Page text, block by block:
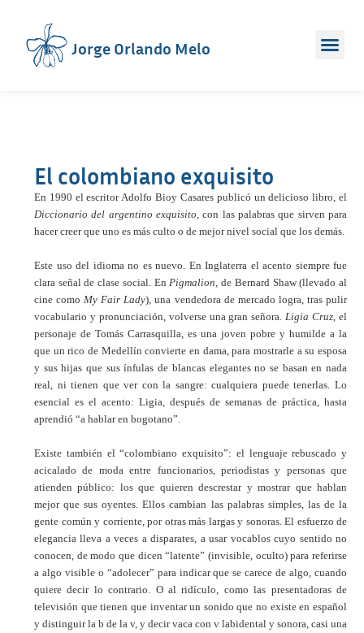
Jorge Orlando Melo
El colombiano exquisito
En 1990 el escritor Adolfo Bioy Casares publicó un delicioso libro, el
Diccionario del argentino exquisito , con las palabras que sirven para
hacer creer que uno es más culto o de mejor nivel social que los demás.
Este uso del idioma no es nuevo. En Inglaterra el acento siempre fue
clara señal de clase social. En Pigmalion , de Bernard Shaw (llevado al
cine como My Fair Lady), una vendedora de mercado logra, tras pulir
vocabulario y pronunciación, volverse una gran señora. Ligia Cruz , el
personaje de Tomás Carrasquilla, es una joven pobre y humilde a la
que un rico de Medellín convierte en dama, para mostrarle a su esposa
y sus hijas que sus ínfulas de blancas elegantes no se basan en nada
real, ni tienen que ver con la sangre: cualquiera puede tenerlas. Lo
esencial es el acento: Ligia, después de semanas de práctica, hasta
aprendió “a hablar en bogotano”.
Existe también el “colombiano exquisito”: el lenguaje rebuscado y
acicalado de moda entre funcionarios, periodistas y personas que
atienden público: los que quieren descrestar y mostrar que hablan
mejor que sus oyentes. Ellos cambian las palabras simples, las de la
gente común y corriente, por otras más largas y sonoras. El esfuerzo de
elegancia lleva a veces a disparates, a usar vocablos cuyo sentido no
conocen, de modo que dicen “latente” (invisible, oculto) para referirse
a algo visible o “adolecer” para indicar que se carece de algo, cuando
quiere decir lo contrario. O al ridículo, como las presentadoras de
televisión que tienen que inventar un sonido que no existe en español
y distinguir la b de la v, y decir vaca con v labidental y sonora, casi una